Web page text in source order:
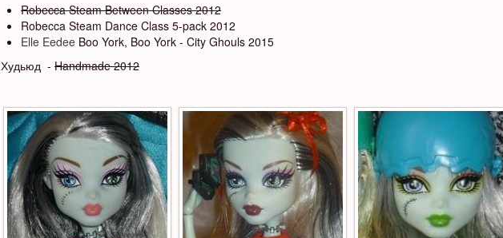
Robecca Steam Between Classes 2012
Robecca Steam Dance Class 5-pack 2012
Elle Eedee Boo York, Boo York - City Ghouls 2015
Худьюд - Handmade 2012